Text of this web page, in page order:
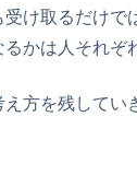
け取るだけで
かは人それぞ
方を残してい